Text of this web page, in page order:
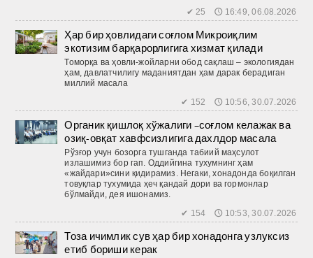
✔ 25 🕔 16:49, 06.08.2026
Ҳар бир ҳовлидаги соғлом Микроиқлим
экотизим барқарорлигига хизмат қилади
Томорқа ва ҳовли-жойларни обод сақлаш – экологиядан
ҳам, давлатчилигу маданиятдан ҳам дарак берадиган
миллий масала
✔ 152 🕔 10:56, 30.07.2026
Органик қишлоқ хўжалиги –соғлом келажак ва
озиқ-овқат хавфсизлигига дахлдор масала
Рўзғор учун бозорга тушганда табиий маҳсулот
излашимиз бор гап. Оддийгина тухумнинг ҳам
«жайдари»сини қидирамиз. Негаки, хонадонда боқилган
товуқлар тухумида ҳеч қандай дори ва гормонлар
бўлмайди, дея ишонамиз.
✔ 154 🕔 10:53, 30.07.2026
Тоза ичимлик сув ҳар бир хонадонга узлуксиз
етиб бориши керак